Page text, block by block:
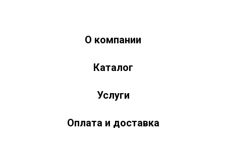
О компании
Каталог
Услуги
Оплата и доставка